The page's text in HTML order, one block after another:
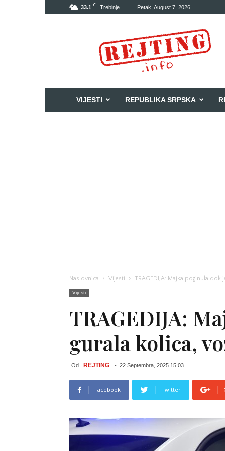
33.1 C Trebinje Petak, August 7, 2026
VIJESTI REPUBLIKA SRPSKA
Naslovnica Vijesti TRAGEDIJA: Majka poginula
Vijesti
TRAGEDIJA:
gurala kolica,
Od REJTING - 22 Septembra, 2025 15:03
Facebook Twitter